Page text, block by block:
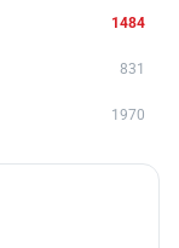
1484
831
1970